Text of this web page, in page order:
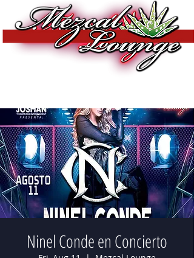
Ninel Conde en Concierto